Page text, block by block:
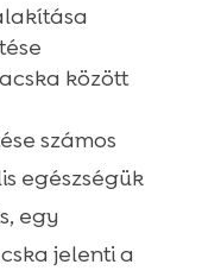
között
számos
egészségük
egy
jelenti a